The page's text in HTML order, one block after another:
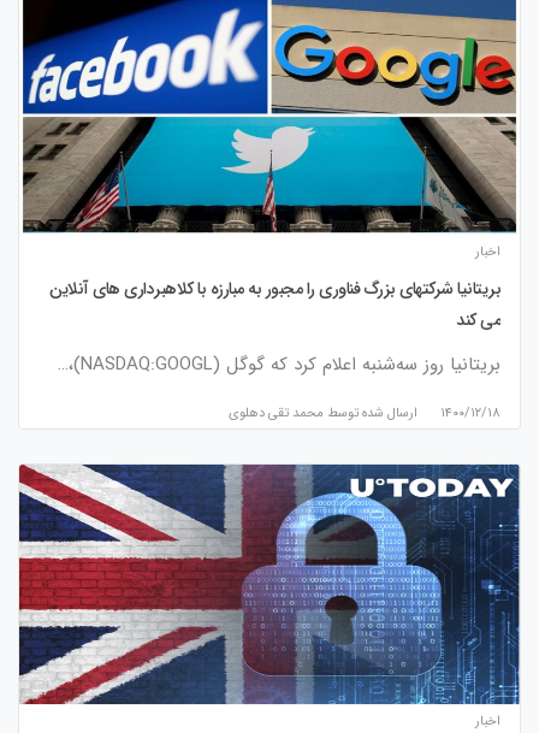
اخبار
بریتانیا شرکتهای بزرگ فناوری را مجبور به مبارزه با کلاهبرداری های آنلاین
می کند
بریتانیا روز سه‌شنبه اعلام کرد که گوگل (NASDAQ:GOOGL)،…
۱۴۰۰/۱۲/۱۸ ارسال شده توسط محمد تقی دهلوی
اخبار